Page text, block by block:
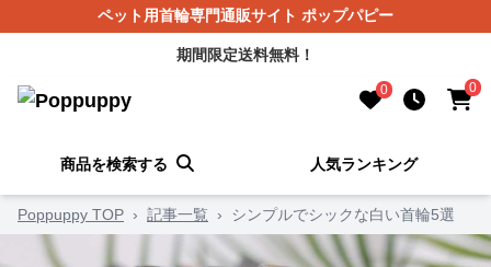
ペット用首輪専門通販サイト ポップパピー
期間限定送料無料！
0 0
商品を検索する 人気ランキング
Poppuppy TOP › 記事一覧 › シンプルでシックな白い首輪5選